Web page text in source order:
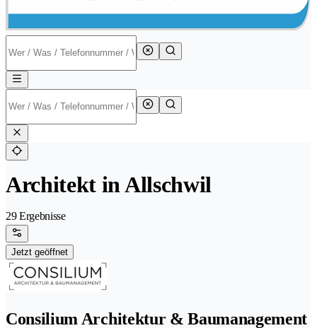
Architekt in Allschwil
29 Ergebnisse
Jetzt geöffnet
Consilium Architektur & Baumanagement